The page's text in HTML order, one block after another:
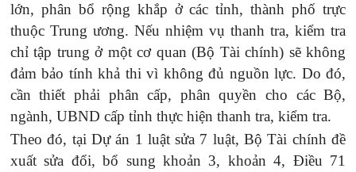
lớn, phân bổ rộng khắp ở các tỉnh, thành phố trực
thuộc Trung ương. Nếu nhiệm vụ thanh tra, kiểm tra
chỉ tập trung ở một cơ quan (Bộ Tài chính) sẽ không
đảm bảo tính khả thi vì không đủ nguồn lực. Do đó,
cần thiết phải phân cấp, phân quyền cho các Bộ,
ngành, UBND cấp tỉnh thực hiện thanh tra, kiểm tra.
Theo đó, tại Dự án 1 luật sửa 7 luật, Bộ Tài chính đề
xuất sửa đổi, bổ sung khoản 3, khoản 4, Điều 71